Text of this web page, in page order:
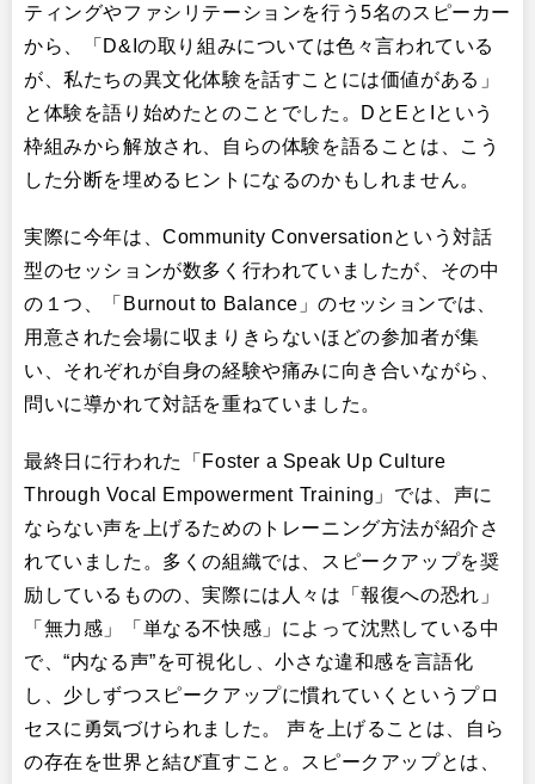
ティングやファシリテーションを行う5名のスピーカー
から、「D&Iの取り組みについては色々言われている
が、私たちの異文化体験を話すことには価値がある」
と体験を語り始めたとのことでした。DとEとIという
枠組みから解放され、自らの体験を語ることは、こう
した分断を埋めるヒントになるのかもしれません。
実際に今年は、Community Conversationという対話
型のセッションが数多く行われていましたが、その中
の１つ、「Burnout to Balance」のセッションでは、
用意された会場に収まりきらないほどの参加者が集
い、それぞれが自身の経験や痛みに向き合いながら、
問いに導かれて対話を重ねていました。
最終日に行われた「Foster a Speak Up Culture
Through Vocal Empowerment Training」では、声に
ならない声を上げるためのトレーニング方法が紹介さ
れていました。多くの組織では、スピークアップを奨
励しているものの、実際には人々は「報復への恐れ」
「無力感」「単なる不快感」によって沈黙している中
で、“内なる声”を可視化し、小さな違和感を言語化
し、少しずつスピークアップに慣れていくというプロ
セスに勇気づけられました。 声を上げることは、自ら
の存在を世界と結び直すこと。スピークアップとは、